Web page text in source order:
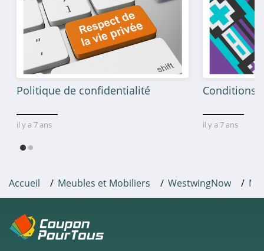
Politique de confidentialité
il y a 7 ans
Conditions
il y a 7 ans
Accueil Meubles et Mobiliers WestwingNow